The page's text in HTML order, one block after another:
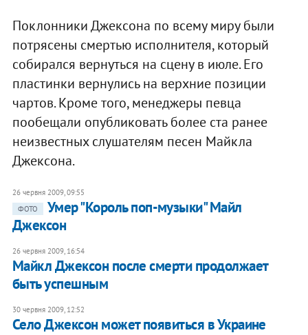
Поклонники Джексона по всему миру были
потрясены смертью исполнителя, который
собирался вернуться на сцену в июле. Его
пластинки вернулись на верхние позиции
чартов. Кроме того, менеджеры певца
пообещали опубликовать более ста ранее
неизвестных слушателям песен Майкла
Джексона.
26 червня 2009, 09:55
ФОТО
Умер "Король поп-музыки" Майл
Джексон
26 червня 2009, 16:54
Майкл Джексон после смерти продолжает
быть успешным
30 червня 2009, 12:52
Село Джексон может появиться в Украине